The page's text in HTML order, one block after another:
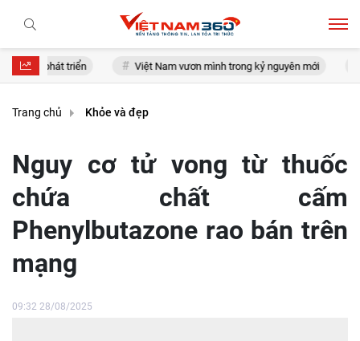
phát triển Việt Nam vươn mình trong kỷ nguyên mới
Trang chủ Khỏe và đẹp
Nguy cơ tử vong từ thuốc
chứa chất cấm
Phenylbutazone rao bán trên
mạng
09:32 28/08/2025